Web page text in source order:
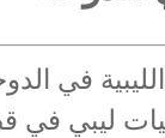
الليبية في
ليبي في